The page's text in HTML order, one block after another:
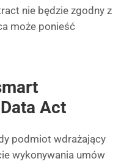
nie będzie zgodny z
może ponieść
Act
podmiot wdrażający
wykonywania umów